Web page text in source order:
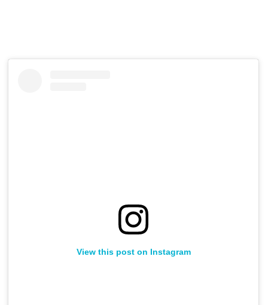
View this post on Instagram